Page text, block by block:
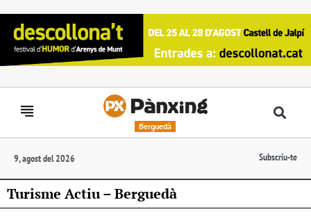
Berguedà
9, agost del 2026 Subscriu-te
Turisme Actiu – Berguedà